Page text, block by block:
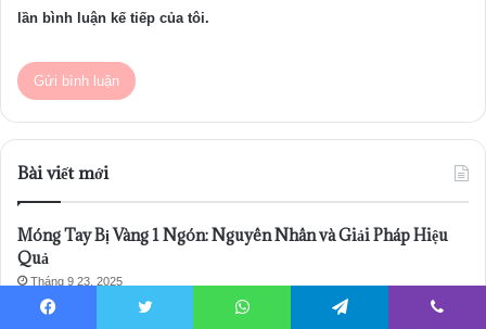
lần bình luận kế tiếp của tôi.
Bài viết mới
Móng Tay Bị Vàng 1 Ngón: Nguyên Nhân và Giải Pháp Hiệu
Quả
Tháng 9 23, 2025
Móng Tay Sẫm Màu: Dấu Hiệu Sức Khỏe Bạn Cần Chú Ý